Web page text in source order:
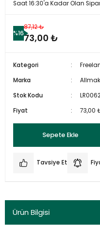
Saat 16:30'a Kadar Olan
%16
87,12 ₺
73,00 ₺
Kategori
Marka
Stok Kodu
Fiyat
73,00
Sepete Ekle
Tavsiye Et
Ürün Bilgisi